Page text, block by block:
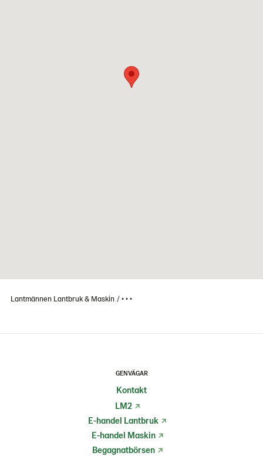
Lantmännen Lantbruk & Maskin • • •
GENVÄGAR
Kontakt
LM2
E-handel Lantbruk
E-handel Maskin
Begagnatbörsen